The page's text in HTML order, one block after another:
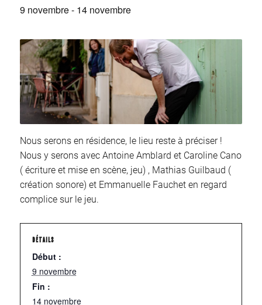
9 novembre- 14 novembre
Nous serons en résidence, le lieu reste à préciser !
Nous y serons avec Antoine Amblard et Caroline Cano
( écriture et mise en scène, jeu) , Mathias Guilbaud (
création sonore) et Emmanuelle Fauchet en regard
complice sur le jeu.
DÉTAILS
Début :
9 novembre
Fin :
14 novembre